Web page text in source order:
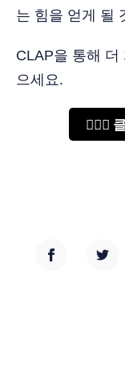
는 힘을 얻게 될
CLAP을 통해 더
으세요.
🙋🏻‍♂️